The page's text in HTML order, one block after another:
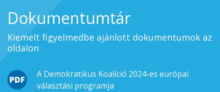
Dokumentumtár
Kiemelt figyelmedbe ajánlott dokumentumok az
oldalon
A Demokratikus Koalíció 2024-es európai
választási programja